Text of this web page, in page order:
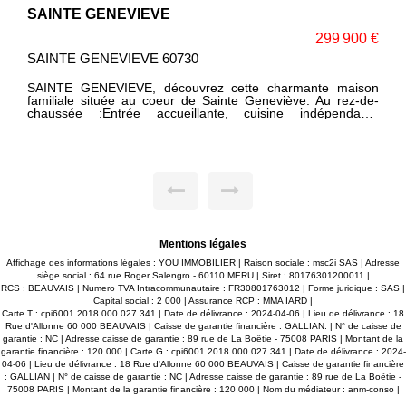
SECTEUR RECHERCHE
399 000 €
MERU 60110
DANS SECTEUR RECHERCHE, ROBUSTE MAISON
TRADITIONNELLE EDIFIEE SUR SOUS SOL ET HABITABLE
DE PLAIN-PIED. AU REZ DE CHAUSSEE: ENTREE, VASTE
PAYSAGE ET BIEN CLOS DE 2500 M². SES ATOUTS: SON
Mentions légales
Affichage des informations légales : YOU IMMOBILIER | Raison sociale : msc2i SAS | Adresse
siège social : 64 rue Roger Salengro - 60110 MERU | Siret : 80176301200011 |
RCS : BEAUVAIS | Numero TVA Intracommunautaire : FR30801763012 | Forme juridique : SAS |
Capital social : 2 000 | Assurance RCP : MMA IARD |
Carte T : cpi6001 2018 000 027 341 | Date de délivrance : 2024-04-06 | Lieu de délivrance : 18
Rue d'Allonne 60 000 BEAUVAIS | Caisse de garantie financière : GALLIAN. | N° de caisse de
garantie : NC | Adresse caisse de garantie : 89 rue de La Boëtie - 75008 PARIS | Montant de la
garantie financière : 120 000 | Carte G : cpi6001 2018 000 027 341 | Date de délivrance : 2024-
04-06 | Lieu de délivrance : 18 Rue d'Allonne 60 000 BEAUVAIS | Caisse de garantie financière
: GALLIAN | N° de caisse de garantie : NC | Adresse caisse de garantie : 89 rue de La Boëtie -
75008 PARIS | Montant de la garantie financière : 120 000 | Nom du médiateur : anm-conso |